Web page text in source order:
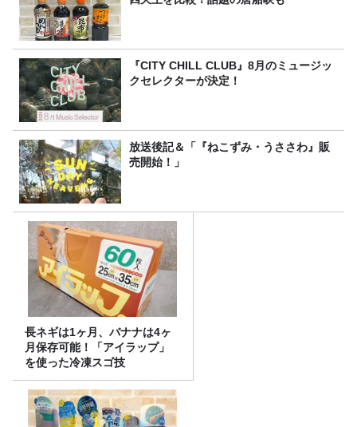
『CITY CHILL CLUB』8月のミュージッ
クセレクターが決定！
放送後記＆「『ねこずみ・うささわ』販
売開始！」
長ネギは1ヶ月、バナナは4ヶ
月保存可能！「アイラップ」
を使った冷凍スゴ技